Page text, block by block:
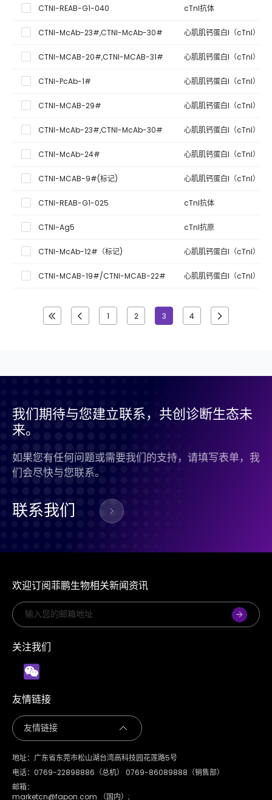
CTNI-REAB-G1-040 cTnI抗体
CTNI-McAb-23#,CTNI-McAb-30# 心肌肌钙蛋白I（cTnI）单
CTNI-MCAB-20#,CTNI-MCAB-31# 心肌肌钙蛋白I（cTnI）单
CTNI-PcAb-1# 心肌肌钙蛋白I（cTnI）多
CTNI-MCAB-29# 心肌肌钙蛋白I（cTnI）单
CTNI-McAb-23#,CTNI-McAb-30# 心肌肌钙蛋白I（cTnI）单
CTNI-McAb-24# 心肌肌钙蛋白I（cTnI）单
CTNI-MCAB-9#(标记) 心肌肌钙蛋白I（cTnI）单
CTNI-REAB-G1-025 cTnI抗体
CTNI-Ag5 cTnI抗原
CTNI-McAb-12#（标记) 心肌肌钙蛋白I（cTnI）单
CTNI-MCAB-19#/CTNI-MCAB-22# 心肌肌钙蛋白I（cTnI）单
1 2 3 4
我们期待与您建立联系，共创诊断生态未
来。
如果您有任何问题或需要我们的支持，请填写表单，我
们会尽快与您联系。
联系我们
欢迎订阅菲鹏生物相关新闻资讯
关注我们
友情链接
地址：广东省东莞市松山湖台湾高科技园花莲路5号
电话：0769-22898886（总机） 0769-86089888（销售部）
邮箱：
marketcn@fapon.com （国内）;